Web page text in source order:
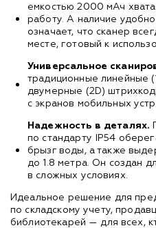
емкостью 2000 мАч
работу. А наличие
означает, что сканер
месте, готовый к
Универсальное
традиционные линейные
двумерные (2D)
с экранов мобильных
Надежность в деталях.
по стандарту IP54
брызг воды, а также
до 1.8 метра. Он создан
в сложных условиях.
Идеальное решение для
по складскому учету,
библиотекарей — для всех,